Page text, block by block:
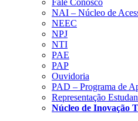
NAI – Núcleo de
NEEC
NPJ
NTI
PAE
PAP
Ouvidoria
PAD – Programa de
Representação
Núcleo de Inovação